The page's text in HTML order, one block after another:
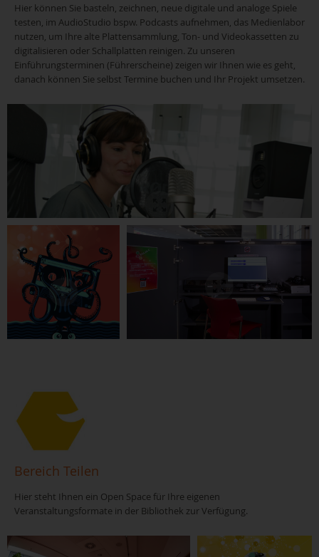
Hier können Sie basteln, zeichnen, neue digitale und analoge Spiele
testen, im AudioStudio bspw. Podcasts aufnehmen, das Medienlabor
nutzen, um Ihre alte Plattensammlung, Ton- und Videokassetten zu
digitalisieren oder Schallplatten reinigen. Zu unseren
Einführungsterminen (Führerscheine) zeigen wir Ihnen wie es geht,
danach können Sie selbst Termine buchen und Ihr Projekt umsetzen.
Bereich Teilen
Hier steht Ihnen ein Open Space für Ihre eigenen
Veranstaltungsformate in der Bibliothek zur Verfügung.